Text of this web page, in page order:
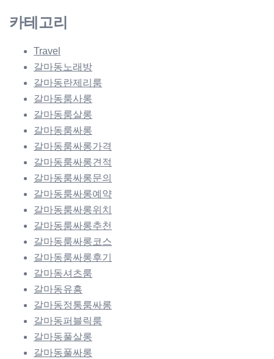
카테고리
Travel
갈마동노래방
갈마동란제리룸
갈마동룸사롱
갈마동룸살롱
갈마동룸싸롱
갈마동룸싸롱가격
갈마동룸싸롱견적
갈마동룸싸롱문의
갈마동룸싸롱예약
갈마동룸싸롱위치
갈마동룸싸롱추천
갈마동룸싸롱코스
갈마동룸싸롱후기
갈마동셔츠룸
갈마동유흥
갈마동정통룸싸롱
갈마동퍼블릭룸
갈마동풀살롱
갈마동풀싸롱